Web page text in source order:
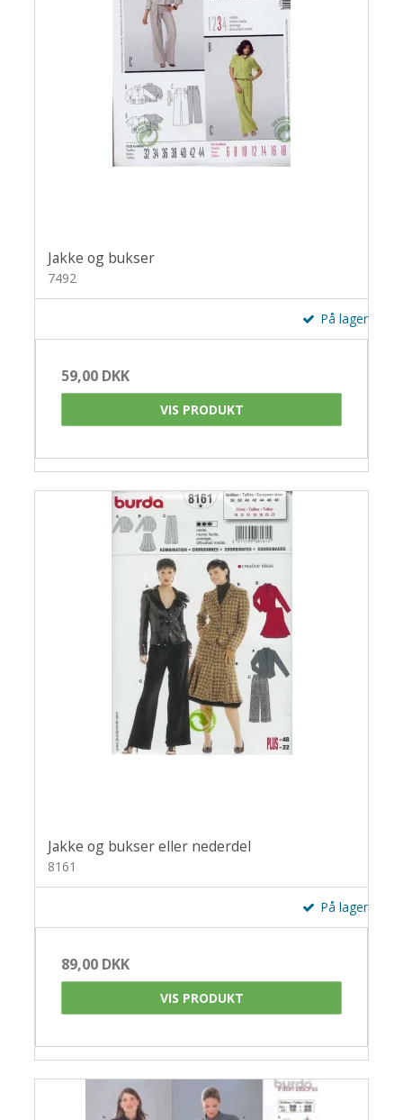
Jakke og bukser
7492
På lager
59,00 DKK
VIS PRODUKT
Jakke og bukser eller nederdel
8161
På lager
89,00 DKK
VIS PRODUKT